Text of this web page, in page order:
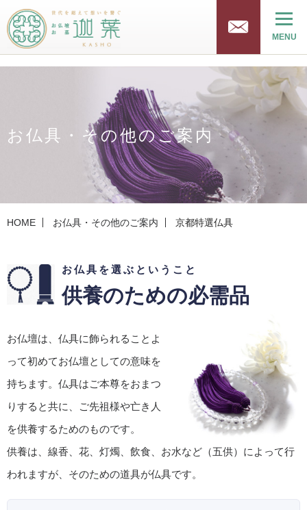
MENU
お仏具・その他のご案内
HOME お仏具・その他のご案内 京都特選仏具
お仏具を選ぶということ
供養のための必需品
お仏壇は、仏具に飾られることよ
って初めてお仏壇としての意味を
持ちます。仏具はご本尊をおまつ
りすると共に、ご先祖様や亡き人
を供養するためのものです。
供養は、線香、花、灯燭、飲食、お水など（五供）によって行
われますが、そのための道具が仏具です。